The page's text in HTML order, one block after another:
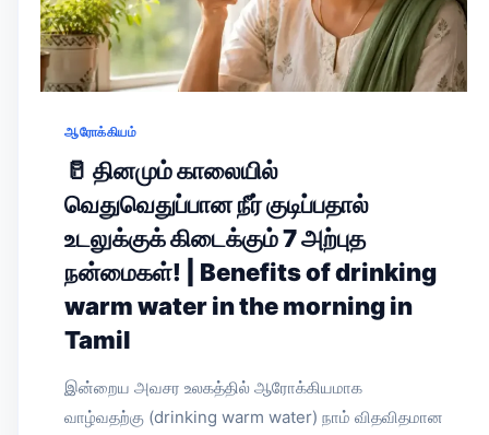
ஆரோக்கியம்
🥛 தினமும் காலையில்
வெதுவெதுப்பான நீர் குடிப்பதால்
உடலுக்குக் கிடைக்கும் 7 அற்புத
நன்மைகள்! | Benefits of drinking
warm water in the morning in
Tamil
இன்றைய அவசர உலகத்தில் ஆரோக்கியமாக
வாழ்வதற்கு (drinking warm water) நாம் விதவிதமான